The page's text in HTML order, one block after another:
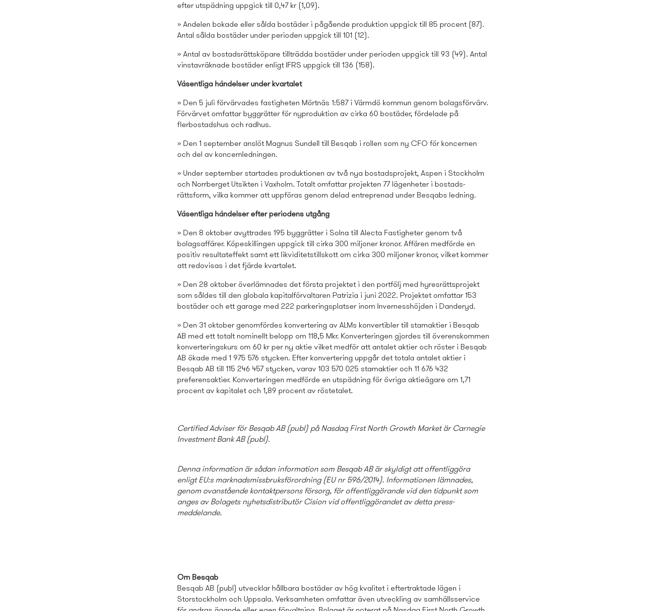
efter utspädning uppgick till 0,47 kr (1,09).
» Andelen bokade eller sålda bostäder i pågående produktion uppgick till 85 procent (87).
Antal sålda bostäder under perioden uppgick till 101 (12).
» Antal av bostads­rättsköpare tillträdda bostäder under perioden uppgick till 93 (49). Antal
vinstavräknade bostäder enligt IFRS uppgick till 136 (158).
Väsentliga händelser under kvartalet
» Den 5 juli förvärvades fastigheten Mörtnäs 1:587 i Värmdö kommun genom bolagsförvärv.
Förvärvet omfattar byggrätter för nyproduktion av cirka 60 bostäder, fördelade på
flerbostads­hus och radhus.
» Den 1 september anslöt Magnus Sundell till Besqab i rollen som ny CFO för koncernen
och del av koncernledningen.
» Under september startades produktionen av två nya bostads­projekt, Aspen i Stockholm
och Norrberget Utsikten i Vaxholm. Totalt omfattar projekten 77 lägenheter i bostads­
rättsform, vilka kommer att uppföras genom delad entreprenad under Besqabs ledning.
Väsentliga händelser efter periodens utgång
» Den 8 oktober avyttrades 195 byggrätter i Solna till Alecta Fastigheter genom två
bolagsaffärer. Köpeskillingen uppgick till cirka 300 miljoner kronor. Affären medförde en
positiv resultateffekt samt ett likviditetstillskott om cirka 300 miljoner kronor, vilket kommer
att redovisas i det fjärde kvartalet.
» Den 28 oktober överlämnades det första projektet i den portfölj med hyresrättsprojekt
som såldes till den globala kapitalförvaltaren Patrizia i juni 2022. Projektet omfattar 153
bostäder och ett garage med 222 parkeringsplatser inom Invernesshöjden i Danderyd.
» Den 31 oktober genomfördes konvertering av ALMs konvertibler till stamaktier i Besqab
AB med ett totalt nominellt belopp om 118,5 Mkr. Konverteringen gjordes till överenskommen
konverteringskurs om 60 kr per ny aktie vilket medför att antalet aktier och röster i Besqab
AB ökade med 1 975 576 stycken. Efter konvertering uppgår det totala antalet aktier i
Besqab AB till 115 246 457 stycken, varav 103 570 025 stamaktier och 11 676 432
preferensaktier. Konverteringen medförde en utspädning för övriga aktieägare om 1,71
procent av kapitalet och 1,89 procent av röstetalet.
Certified Adviser för Besqab AB (publ) på Nasdaq First North Growth Market är Carnegie
Investment Bank AB (publ).
Denna information är sådan information som Besqab AB är skyldigt att offentliggöra
enligt EU:s marknadsmissbruksförordning (EU nr 596/2014). Informationen lämnades,
genom ovanstående kontaktpersons försorg, för offentliggörande vid den tidpunkt som
anges av Bolagets nyhetsdistributör Cision vid offentliggörandet av detta press­
meddelande.
Om Besqab
Besqab AB (publ) utvecklar hållbara bostäder av hög kvalitet i eftertraktade lägen i
Storstockholm och Uppsala. Verksamheten omfattar även utveckling av samhällsservice